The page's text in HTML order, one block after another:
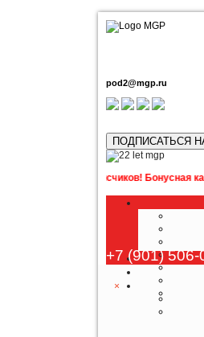
pod2@mgp.ru
ПОДПИСАТЬСЯ
подписчиков! Бонусная карта с
+7 (901) 506-
×